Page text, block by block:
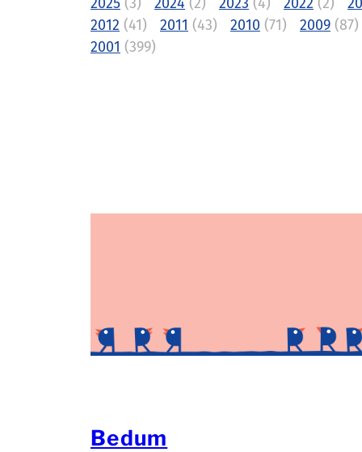
2012 (41) 2011 (43) 2010 (71) 2009 (87)
2001 (399)
Bedum